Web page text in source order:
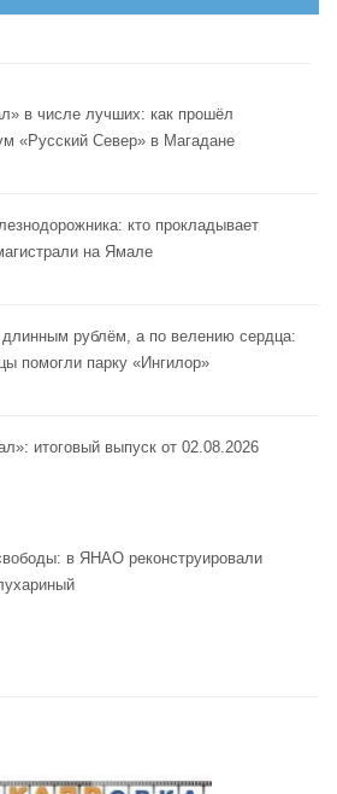
в числе лучших: как прошёл
«Русский Север» в Магадане
кто прокладывает
на Ямале
длинным рублём, а по велению сердца:
помогли парку «Ингилор»
итоговый выпуск от 02.08.2026
в ЯНАО реконструировали